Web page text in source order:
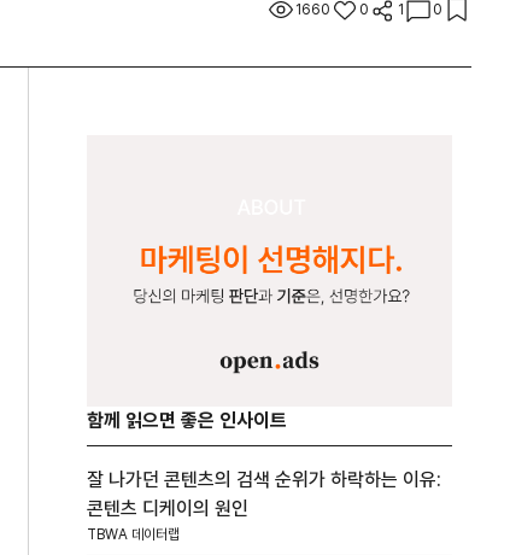
1660 0 1 0
함께 읽으면 좋은 인사이트
잘 나가던 콘텐츠의 검색 순위가 하락하는 이유:
콘텐츠 디케이의 원인
TBWA 데이터랩